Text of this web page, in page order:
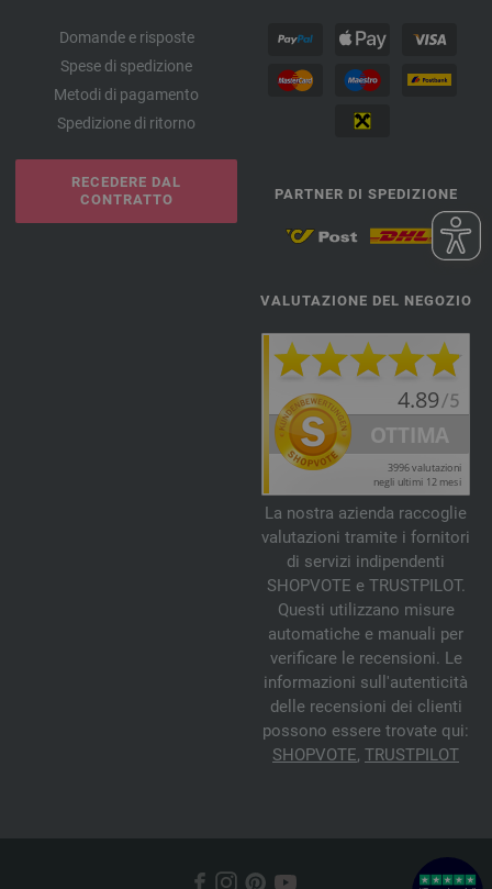
Domande e risposte
Spese di spedizione
Metodi di pagamento
Spedizione di ritorno
RECEDERE DAL
CONTRATTO
PARTNER DI SPEDIZIONE
VALUTAZIONE DEL NEGOZIO
La nostra azienda raccoglie
valutazioni tramite i fornitori
di servizi indipendenti
SHOPVOTE e TRUSTPILOT.
Questi utilizzano misure
automatiche e manuali per
verificare le recensioni. Le
informazioni sull'autenticità
delle recensioni dei clienti
possono essere trovate qui:
SHOPVOTE, TRUSTPILOT